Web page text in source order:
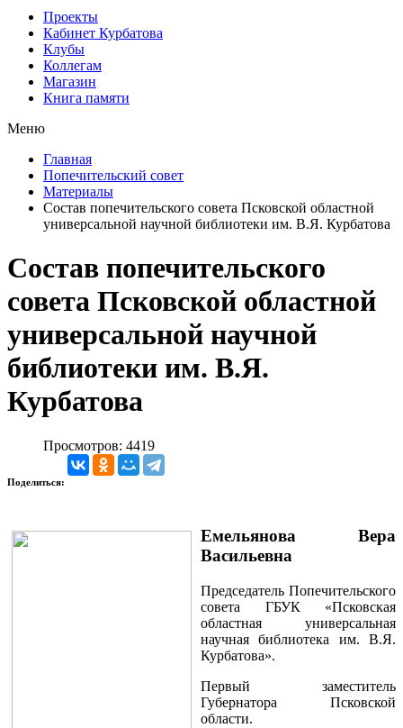
Проекты
Кабинет Курбатова
Клубы
Коллегам
Магазин
Книга памяти
Меню
Главная
Попечительский совет
Материалы
Состав попечительского совета Псковской областной
универсальной научной библиотеки им. В.Я. Курбатова
Состав попечительского
совета Псковской областной
универсальной научной
библиотеки им. В.Я.
Курбатова
Просмотров: 4419
Поделиться:
Емельянова Вера
Васильевна
Председатель Попечительского
совета ГБУК «Псковская
областная универсальная
научная библиотека им. В.Я.
Курбатова».
Первый заместитель
Губернатора Псковской
области.